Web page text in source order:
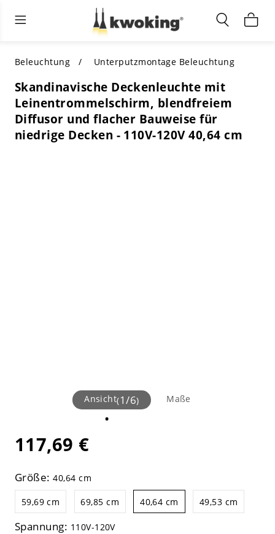
Wohnzimmermöbel
ALLE WOHNZIMMERMÖBEL
TOP-AUSWAHL
NACH STIL EINKAUFEN
Innenbeleuchtung
Nach Kategorie einkaufen
NACH STIL EINKAUFEN
Shop by Colors
Außenbeleuchtung
ALLE BELEUCHTUNG FÜR ANDERE
NACH KATEGORIE EINKAUFEN
NACH STIL EINKAUFEN
Beleuchtung Unterputzmontage Beleuchtung
Skandinavische Deckenleuchte mit
Leinentrommelschirm, blendfreiem
Diffusor und flacher Bauweise für
niedrige Decken - 110V-120V 40,64 cm
Ansicht(1/6) Maße
117,69 €
Größe:40,64 cm
59,69 cm 69,85 cm 40,64 cm 49,53 cm
Spannung: 110V-120V